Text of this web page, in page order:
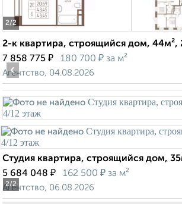
2/2
2-к квартира, строящийся дом, 44м²,
7 858 775 ₽ 180 700 ₽ за м²
Агентство, 04.08.2026
2/2
‹
Студия квартира, строящийся дом,
5 684 048 ₽ 162 500 ₽ за м²
Агентство, 06.08.2026